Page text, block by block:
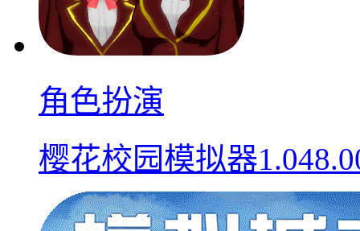
角色扮演
樱花校园模拟器